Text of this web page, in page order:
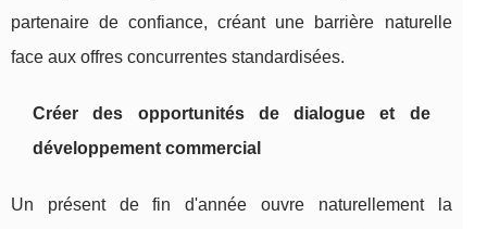
partenaire de confiance, créant une barrière naturelle
face aux offres concurrentes standardisées.
Créer des opportunités de dialogue et de
développement commercial
Un présent de fin d'année ouvre naturellement la